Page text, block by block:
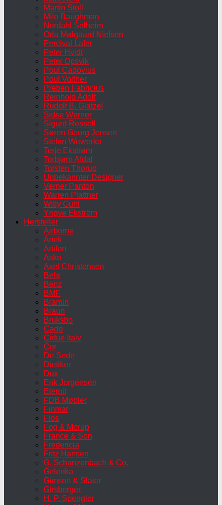
Martin Stoll
Milo Baughman
Nordahl Solheim
Orla Mølgaard Nielsen
Percival Lafer
Peter Hvidt
Peter Opsvik
Poul Cadovius
Poul Volther
Preben Fabricius
Reinhold Adolf
Rudolf B. Glatzel
Sidse Werner
Sigurd Ressell
Søren Georg Jensen
Stefan Wewerka
Terje Ekstrøm
Torbjørn Afdal
Torsten Thorup
Unbekannter Designer
Verner Panton
Warren Plattner
Willy Guhl
Yngve Ekström
Hersteller
Airborne
Artek
Artifort
Asko
Axel Christensen
Behr
Benz
BMF
Bramin
Braun
Bruksbo
Cado
Cidue Italy
Cor
De Sede
Dietiker
Dux
Erik Jorgensen
Eternit
FDB Møbler
Finmar
Flos
Fog & Morup
France & Son
Fredericia
Fritz Hansen
G. Schanzenbach & Co.
Gelenka
Gimson & Slater
Girsberger
H. P. Spengler